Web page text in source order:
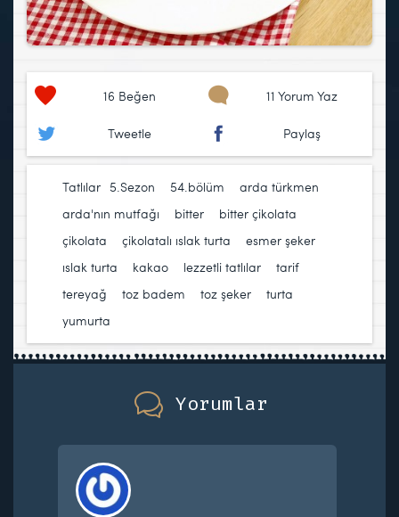
16 Beğen 11 Yorum Yaz
Tweetle Paylaş
Tatlılar 5.Sezon 54.bölüm arda türkmen
arda'nın mutfağı
bitter bitter çikolata
çikolata
çikolatalı ıslak turta esmer şeker
ıslak turta
kakao lezzetli tatlılar tarif
tereyağ
toz badem toz şeker turta
yumurta
Yorumlar